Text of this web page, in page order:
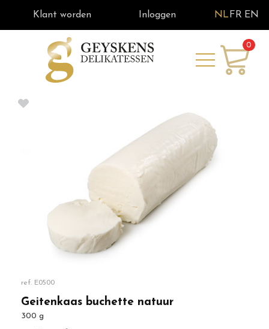
Klant worden Inloggen NL FR EN
0
ref. E0500
Geitenkaas buchette natuur
300 g